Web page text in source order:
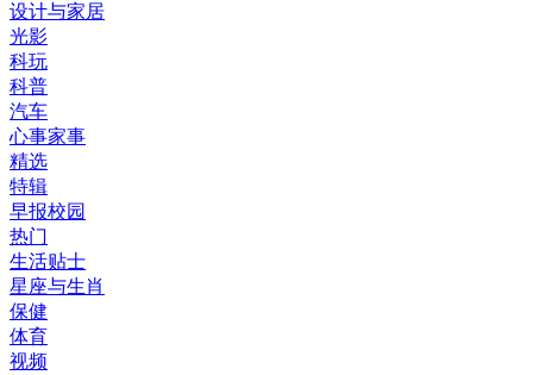
设计与家居
光影
科玩
科普
汽车
心事家事
精选
特辑
早报校园
热门
生活贴士
星座与生肖
保健
体育
视频